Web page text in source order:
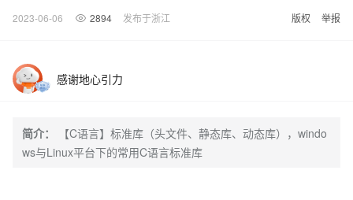
2023-06-06 2894 发布于浙江 版权 举报
感谢地心引力
简介：
【C语言】标准库（头文件、静态库、动态库），windo
ws与Linux平台下的常用C语言标准库